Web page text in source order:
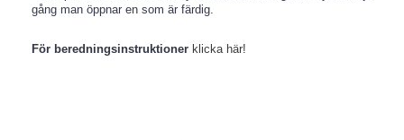
gång man öppnar en som är färdig.
För beredningsinstruktioner klicka här!